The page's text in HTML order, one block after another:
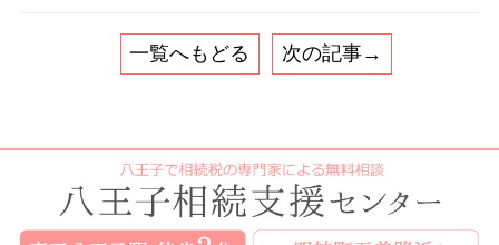
一覧へもどる 次の記事→